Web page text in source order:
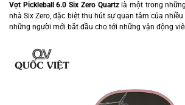
Vợt Pickleball 6.0 Six Zero Quartzlà một trong
nhà Six Zero, đặc biệt thu hút sự quan tâm của
những người mới bắt đầu cho tới những vận động